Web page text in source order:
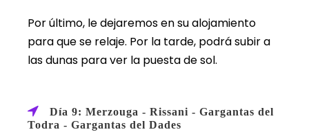
Por último, le dejaremos en su alojamiento
para que se relaje. Por la tarde, podrá subir a
las dunas para ver la puesta de sol.
Día 9: Merzouga - Rissani - Gargantas del
Todra - Gargantas del Dades